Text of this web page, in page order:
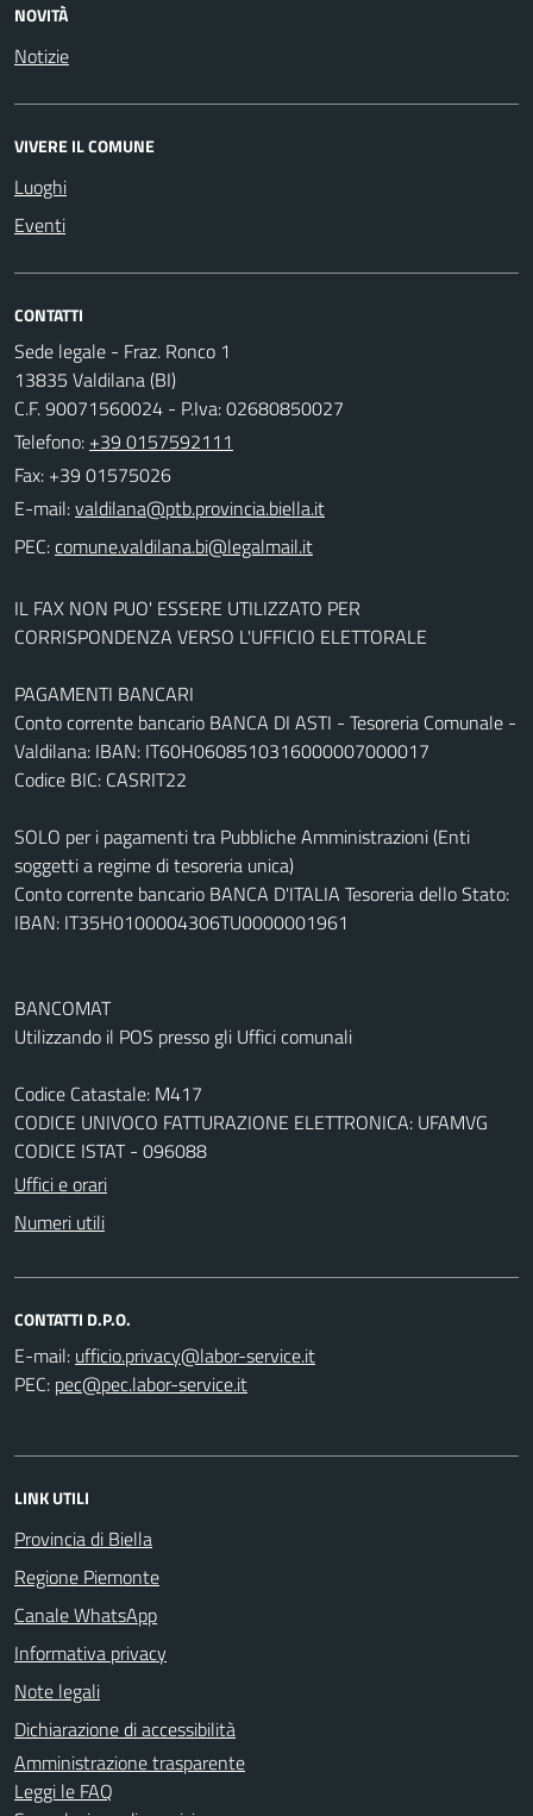
NOVITÀ
Notizie
VIVERE IL COMUNE
Luoghi
Eventi
CONTATTI
Sede legale - Fraz. Ronco 1
13835 Valdilana (BI)
C.F. 90071560024 - P.Iva: 02680850027
Telefono: +39 0157592111
Fax: +39 01575026
E-mail:
PEC:
IL FAX NON PUO' ESSERE UTILIZZATO PER
CORRISPONDENZA VERSO L'UFFICIO ELETTORALE
PAGAMENTI BANCARI
Conto corrente bancario BANCA DI ASTI - Tesoreria Comunale -
Valdilana: IBAN: IT60H0608510316000007000017
Codice BIC: CASRIT22
SOLO per i pagamenti tra Pubbliche Amministrazioni (Enti
soggetti a regime di tesoreria unica)
Conto corrente bancario BANCA D'ITALIA Tesoreria dello Stato:
IBAN: IT35H0100004306TU0000001961
BANCOMAT
Utilizzando il POS presso gli Uffici comunali
Codice Catastale: M417
CODICE UNIVOCO FATTURAZIONE ELETTRONICA: UFAMVG
CODICE ISTAT - 096088
Uffici e orari
Numeri utili
CONTATTI D.P.O.
E-mail:
PEC:
LINK UTILI
Provincia di Biella
Regione Piemonte
Canale WhatsApp
Informativa privacy
Note legali
Dichiarazione di accessibilità
Amministrazione trasparente
Leggi le FAQ